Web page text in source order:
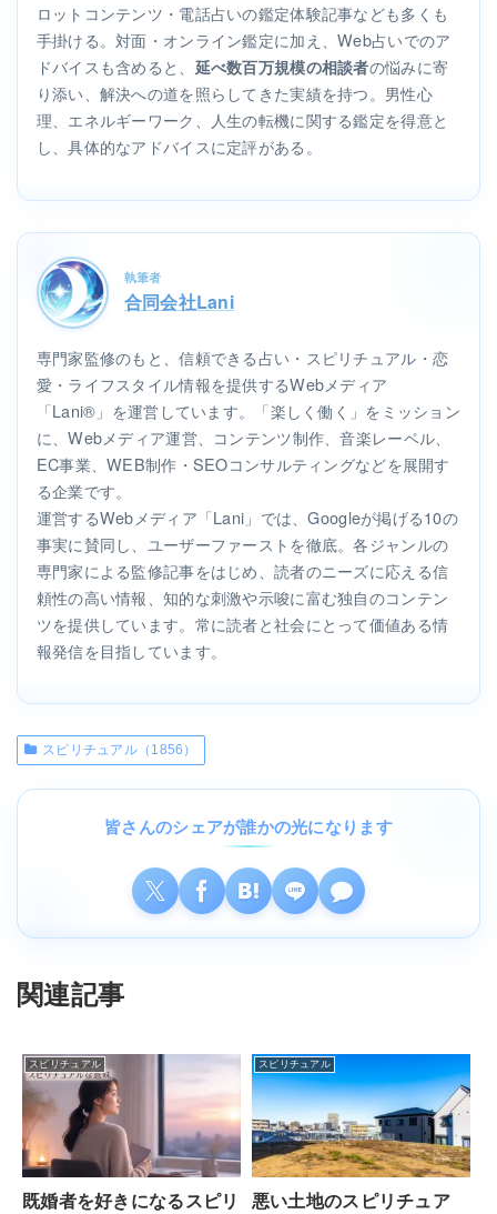
ロットコンテンツ・電話占いの鑑定体験記事なども多くも
手掛ける。対面・オンライン鑑定に加え、Web占いでのア
ドバイスも含めると、 延べ数百万規模の相談者の悩みに寄
り添い、解決への道を照らしてきた実績を持つ。男性心
理、エネルギーワーク、人生の転機に関する鑑定を得意と
し、具体的なアドバイスに定評がある。
執筆者
合同会社Lani
専門家監修のもと、信頼できる占い・スピリチュアル・恋
愛・ライフスタイル情報を提供するWebメディア
「Lani®」を運営しています。「楽しく働く」をミッション
に、Webメディア運営、コンテンツ制作、音楽レーベル、
EC事業、WEB制作・SEOコンサルティングなどを展開す
る企業です。
運営するWebメディア「Lani」では、Googleが掲げる10の
事実に賛同し、ユーザーファーストを徹底。各ジャンルの
専門家による監修記事をはじめ、読者のニーズに応える信
頼性の高い情報、知的な刺激や示唆に富む独自のコンテン
ツを提供しています。常に読者と社会にとって価値ある情
報発信を目指しています。
スピリチュアル（1856）
皆さんのシェアが誰かの光になります
関連記事
スピリチュアル
既婚者を好きになるスピリ
スピリチュアル
悪い土地のスピリチュア